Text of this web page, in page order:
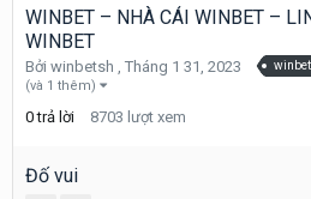
WINBET – NHÀ CÁI WINBET –
WINBET
Bởi winbetsh , Tháng 1 31, 2023 winbet
(và 1 thêm)
0 trả lời 8703 lượt xem
Đố vui